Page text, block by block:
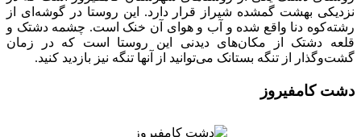
نزدیکی بهشت گمشده شیراز قرار دارد. این روستا در گوشه‌ای از
رشته‌کوه دنا واقع شده و آب و هوای آن خنک است. چشمه دشتک و
قلعه دشتک از مکان‌های دیدنی این روستا است که در زمان
گشت‌وگذار از تنگه بستانک می‌توانید از آنها تنگه نیز بازدید کنید.
دشت کامفیروز